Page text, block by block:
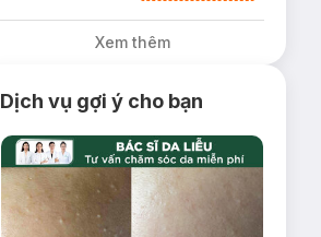
giá 30K (SL có
Xem thêm
Dịch vụ gợi ý cho bạn